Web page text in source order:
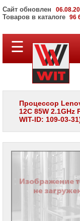
Сайт обновлен
Товаров в каталоге 96
ПОЛНЫЙ
КАТАЛОГ
Корпоративные
серверы
WIT
Системы
хранения
данных
Мониторы
LCD
панели
☰
Процессор
12C 85W
WIT-ID: 109-03-